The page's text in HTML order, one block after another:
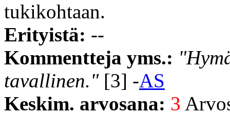
tukikohtaan.
Erityistä: --
Kommentteja yms.:
tavallinen."[3] -AS
Keskim. arvosana: 3